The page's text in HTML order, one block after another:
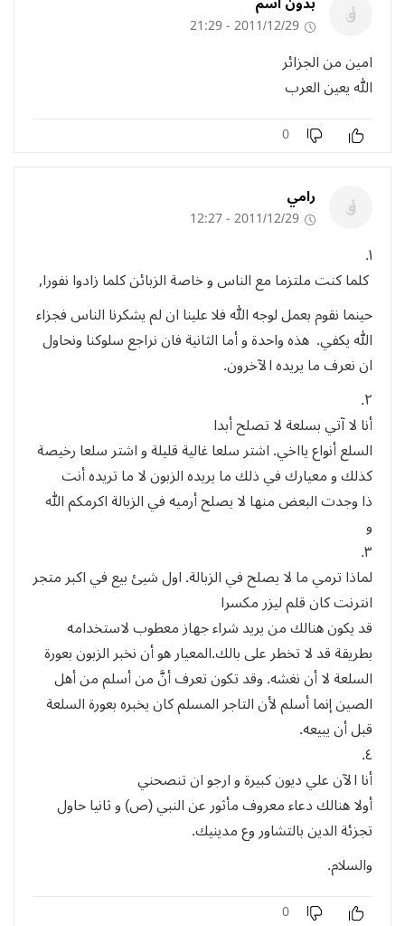
2011/12/29 - 21:29
امين من الجزائر
الله يعين العرب
0
رامي
2011/12/29 - 12:27
١.
كلما كنت ملتزما مع الناس و خاصة الزبائن كلما زادوا نفورا,
حينما نقوم بعمل لوجه الله فلا علينا ان لم يشكرنا الناس فجزاء
الله يكفي. هذه واحدة و أما الثانية فان نراجع سلوكنا ونحاول
ان نعرف ما يريده الآخرون.
٢.
أنا لا آتي بسلعة لا تصلح أبدا
السلع أنواع يااخي. اشتر سلعا غالية قليلة و اشتر سلعا رخيصة
كذلك و معيارك في ذلك ما يريده الزبون لا ما تريده أنت
ذا وجدت البعض منها لا يصلح أرميه في الزبالة اكرمكم الله
و
٣.
لماذا ترمي ما لا يصلح في الزبالة. اول شيئ بيع في اكبر متجر
انترنت كان قلم ليزر مكسرا
قد يكون هنالك من يريد شراء جهاز معطوب لاستخدامه
بطريقة قد لا تخطر على بالك.المعيار هو أن نخبر الزبون بعورة
السلعة لا أن نغشه. وقد تكون تعرف أنَّ من أسلم من أهل
الصين إنما أسلم لأن التاجر المسلم كان يخبره بعورة السلعة
قبل أن يبيعه.
٤.
أنا الآن علي ديون كبيرة و ارجو ان تنصحني
أولا هنالك دعاء معروف مأثور عن النبي (ص) و ثانيا حاول
تجزئة الدين بالتشاور وع مدينيك.
والسلام.
0